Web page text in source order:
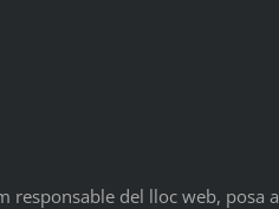
responsable del lloc web,